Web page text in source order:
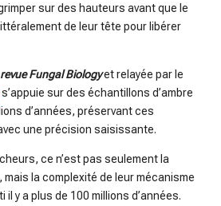
sur des hauteurs avant que le
de leur tête pour libérer
Fungal Biologyet relayée par le
s’appuie sur des échantillons d’ambre
d’années, préservant ces
une précision saisissante.
ce n’est pas seulement la
la complexité de leur mécanisme
y a plus de 100 millions d’années.